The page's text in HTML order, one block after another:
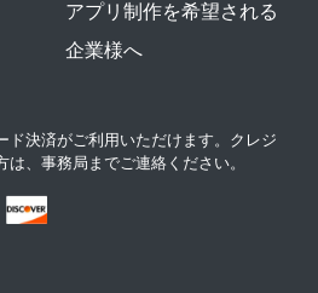
アプリ制作を希望される
企業様へ
ド決済がご利用いただけます。クレジ
、事務局までご連絡ください。